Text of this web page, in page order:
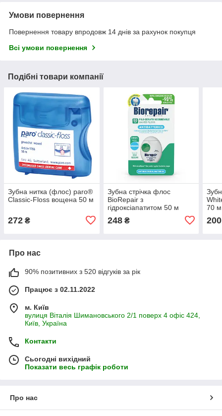
Умови повернення
Повернення товару впродовж 14 днів за рахунок покупця
Всі умови повернення
Подібні товари компанії
Зубна нитка (флос) paro®
Classic-Floss вощена 50 м
272 ₴
Зубна стрічка флос
BioRepair з
гідроксіапатитом 50 м
248₴
70 м
200
Про нас
90% позитивних з 520 відгуків за рік
Працює з 02.11.2022
м. Київ
вулиця Віталія Шимановського 2/1 поверх 4 офіс 424,
Київ, Україна
Контакти
Сьогодні вихідний
Показати весь графік роботи
Про нас